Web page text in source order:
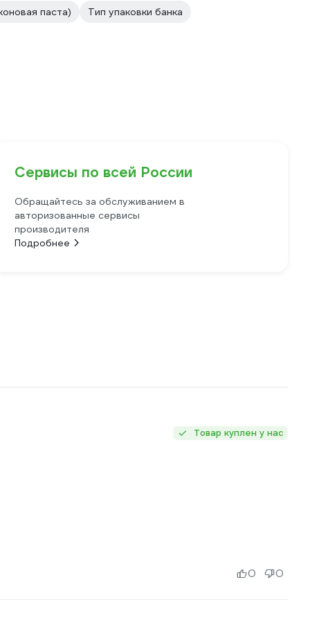
паста) Тип упаковки банка
Сервисы по всей России
Обращайтесь за обслуживанием в
авторизованные сервисы
производителя
Подробнее
Товар куплен у нас
0 0